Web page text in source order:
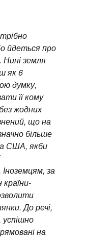
йдеться про
Нині земля
як 6
думку,
її кому
жодних
що на
більше
США, якби
Іноземцям, за
До речі,
успішно
на